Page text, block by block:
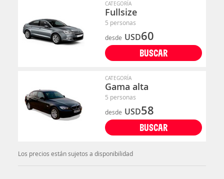
CATEGORÍA
Fullsize
5 personas
desde USD60
BUSCAR
CATEGORÍA
Gama alta
5 personas
desde USD58
BUSCAR
Los precios están sujetos a disponibilidad